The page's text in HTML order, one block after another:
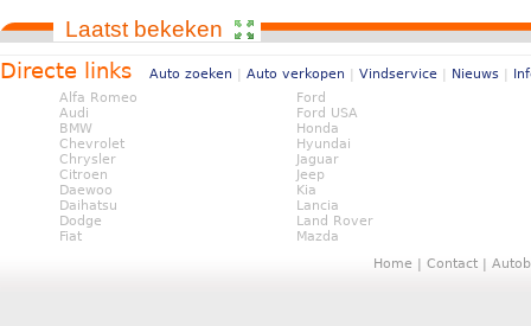
Laatst bekeken
Directe links
Auto zoeken | Auto verkopen | Vindservice | Nieuws |
Alfa Romeo
Audi
BMW
Chevrolet
Chrysler
Citroen
Daewoo
Daihatsu
Dodge
Fiat
Ford
Ford USA
Honda
Hyundai
Jaguar
Jeep
Kia
Lancia
Land Rover
Mazda
Home | Contact |